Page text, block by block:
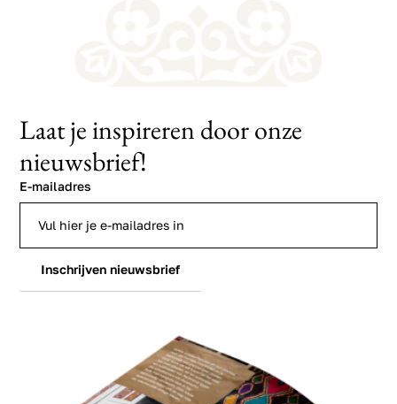
Laat je inspireren door onze
nieuwsbrief!
E-mailadres
Inschrijven nieuwsbrief